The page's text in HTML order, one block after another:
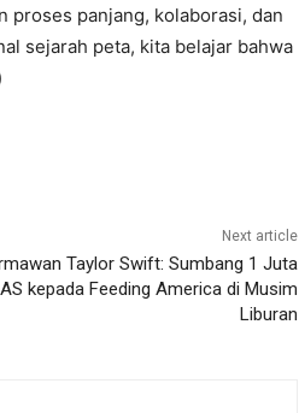
proses panjang, kolaborasi, dan
sejarah peta, kita belajar bahwa
Next article
Taylor Swift: Sumbang 1 Juta
kepada Feeding America di Musim
Liburan